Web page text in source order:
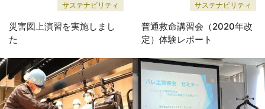
サステナビリティ
災害図上演習を実施しまし
た
サステナビリティ
普通救命講習会（2020年改
定）体験レポート